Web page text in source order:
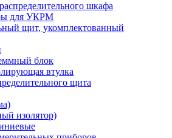
шкафа
для УКРМ
щит, укомплектованный
блок
втулка
щита
изолятор)